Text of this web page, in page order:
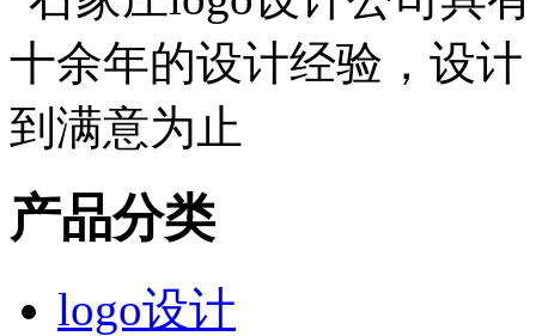
产品分类
logo设计